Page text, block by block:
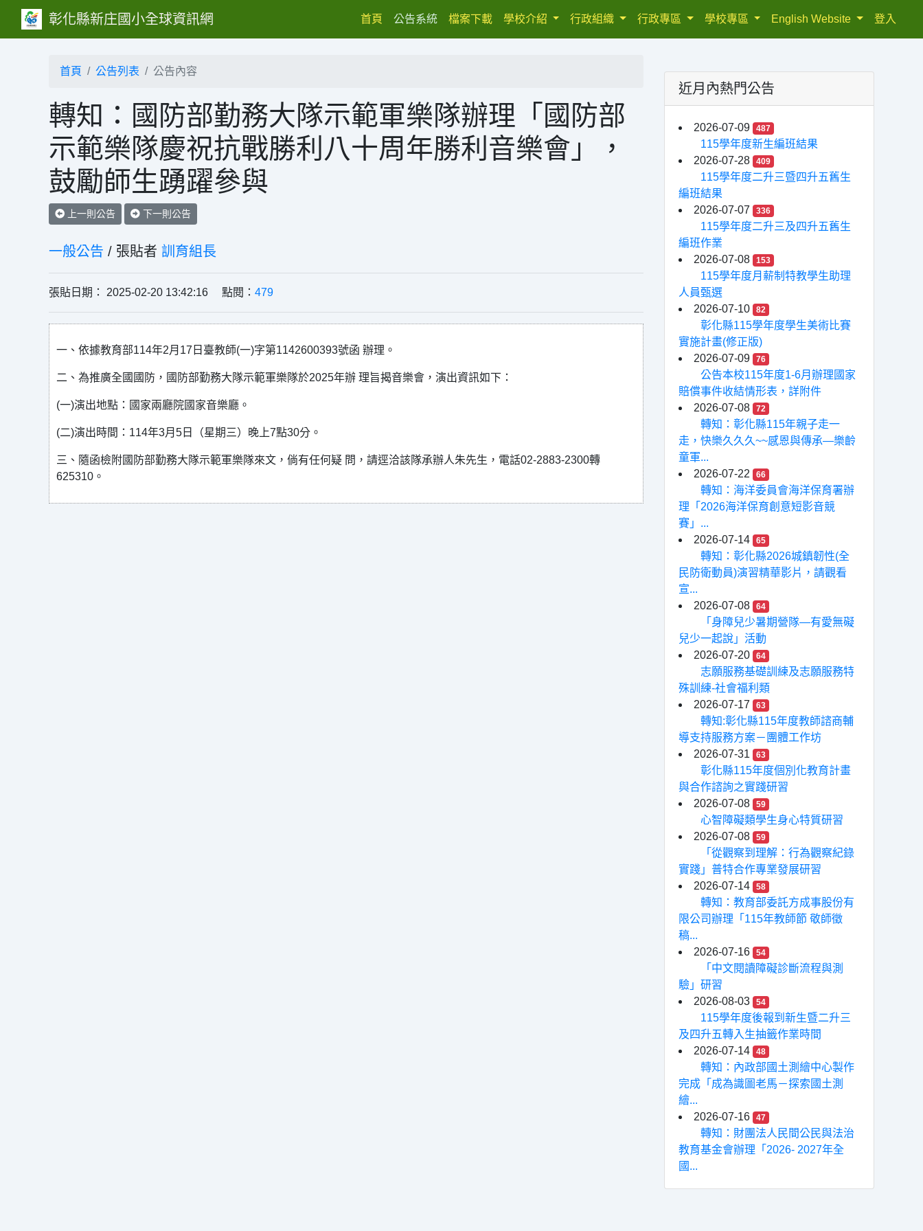
彰化縣新庄國小全球資訊網 首頁(current)
公告系統 檔案下載 學校介紹 行政組織 行政專區 學校專區 English Website 登入
首頁 公告列表 公告內容
轉知：國防部勤務大隊示範軍樂隊辦理「國防部
示範樂隊慶祝抗戰勝利八十周年勝利音樂會」，
鼓勵師生踴躍參與
上一則公告 下一則公告
一般公告 / 張貼者 訓育組長
張貼日期： 2025-02-20 13:42:16 點閱： 479
一、依據教育部114年2月17日臺教師(一)字第1142600393號函 辦理。
二、為推廣全國國防，國防部勤務大隊示範軍樂隊於2025年辦 理旨揭音樂會，演出資訊如下：
(一)演出地點：國家兩廳院國家音樂廳。
(二)演出時間：114年3月5日（星期三）晚上7點30分。
三、隨函檢附國防部勤務大隊示範軍樂隊來文，倘有任何疑 問，請逕洽該隊承辦人朱先生，電話02-2883-2300轉
625310。
近月內熱門公告
2026-07-09 487
115學年度新生編班結果
2026-07-28
409
115學年度二升三暨四升五舊生
編班結果
2026-07-07
336
115學年度二升三及四升五舊生
編班作業
2026-07-08
153
115學年度月薪制特教學生助理
人員甄選
2026-07-10
82
彰化縣115學年度學生美術比賽
實施計畫(修正版)
2026-07-09
76
公告本校115年度1-6月辦理國家
賠償事件收結情形表，詳附件
2026-07-08
72
轉知：彰化縣115年親子走一
走，快樂久久久~~感恩與傳承—樂齡
童軍...
2026-07-22
66
轉知：海洋委員會海洋保育署辦
理「2026海洋保育創意短影音競
賽」...
2026-07-14
65
轉知：彰化縣2026城鎮韌性(全
民防衛動員)演習精華影片，請觀看
宣...
2026-07-08
64
「身障兒少暑期營隊—有愛無礙
兒少一起說」活動
2026-07-20
64
志願服務基礎訓練及志願服務特
殊訓練-社會福利類
2026-07-17
63
轉知:彰化縣115年度教師諮商輔
導支持服務方案－團體工作坊
2026-07-31
63
彰化縣115年度個別化教育計畫
與合作諮詢之實踐研習
2026-07-08
59
心智障礙類學生身心特質研習
2026-07-08
59
「從觀察到理解：行為觀察紀錄
實踐」普特合作專業發展研習
2026-07-14
58
轉知：教育部委託方成事股份有
限公司辦理「115年教師節 敬師徵
稿...
2026-07-16
54
「中文閱讀障礙診斷流程與測
驗」研習
2026-08-03
54
115學年度後報到新生暨二升三
及四升五轉入生抽籤作業時間
2026-07-14
48
轉知：內政部國土測繪中心製作
完成「成為識圖老馬－探索國土測
繪...
2026-07-16
47
轉知：財團法人民間公民與法治
教育基金會辦理「2026- 2027年全
國...